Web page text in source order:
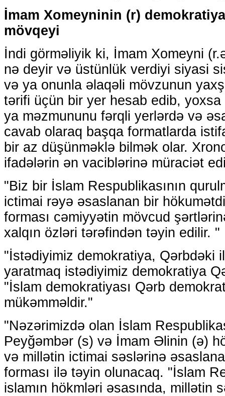
İmam Xomeyninin (r)
mövqeyi
İndi görməliyik ki, İmam Xomeyni
nə deyir və üstünlük verdiyi siyasi
və ya onunla əlaqəli mövzunun
tərifi üçün bir yer hesab edib,
ya məzmununu fərqli yerlərdə və
cavab olaraq başqa formatlarda
bir az düşünməklə bilmək olar.
ifadələrin ən vaciblərinə müraciət
"Biz bir İslam Respublikasının
ictimai rəyə əsaslanan bir
forması cəmiyyətin mövcud
xalqın özləri tərəfindən təyin edilir. "
"İstədiyimiz demokratiya, Qərbdəki
yaratmaq istədiyimiz demokratiya
"İslam demokratiyası Qərb
mükəmməldir."
"Nəzərimizdə olan İslam
Peyğəmbər (s) və İmam Əlinin (ə)
və millətin ictimai səslərinə
forması ilə təyin olunacaq. "İslam
islamın hökmləri əsasında, millətin